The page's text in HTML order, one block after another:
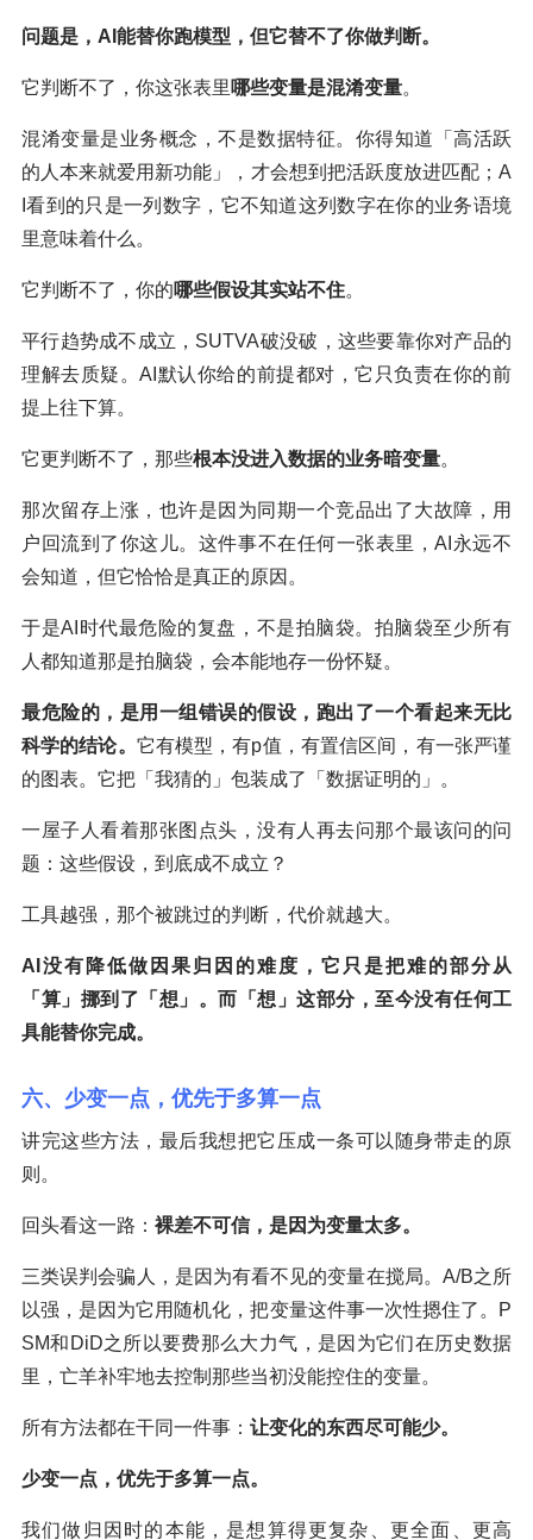
问题是，AI能替你跑模型，但它替不了你做判断。
它判断不了，你这张表里 哪些变量是混淆变量。
混淆变量是业务概念，不是数据特征。你得知道「高活跃
的人本来就爱用新功能」，才会想到把活跃度放进匹配；A
I看到的只是一列数字，它不知道这列数字在你的业务语境
里意味着什么。
它判断不了，你的哪些假设其实站不住。
平行趋势成不成立，SUTVA破没破，这些要靠你对产品的
理解去质疑。AI默认你给的前提都对，它只负责在你的前
提上往下算。
它更判断不了，那些根本没进入数据的业务暗变量。
那次留存上涨，也许是因为同期一个竞品出了大故障，用
户回流到了你这儿。这件事不在任何一张表里，AI永远不
会知道，但它恰恰是真正的原因。
于是AI时代最危险的复盘，不是拍脑袋。拍脑袋至少所有
人都知道那是拍脑袋，会本能地存一份怀疑。
最危险的，是用一组错误的假设，跑出了一个看起来无比
科学的结论。 它有模型，有p值，有置信区间，有一张严谨
的图表。它把「我猜的」包装成了「数据证明的」。
一屋子人看着那张图点头，没有人再去问那个最该问的问
题：这些假设，到底成不成立？
工具越强，那个被跳过的判断，代价就越大。
AI没有降低做因果归因的难度，它只是把难的部分从
「算」挪到了「想」。而「想」这部分，至今没有任何工
具能替你完成。
六、少变一点，优先于多算一点
讲完这些方法，最后我想把它压成一条可以随身带走的原
则。
回头看这一路： 裸差不可信，是因为变量太多。
三类误判会骗人，是因为有看不见的变量在搅局。A/B之所
以强，是因为它用随机化，把变量这件事一次性摁住了。P
SM和DiD之所以要费那么大力气，是因为它们在历史数据
里，亡羊补牢地去控制那些当初没能控住的变量。
所有方法都在干同一件事： 让变化的东西尽可能少。
少变一点，优先于多算一点。
我们做归因时的本能，是想算得更复杂、更全面、更高